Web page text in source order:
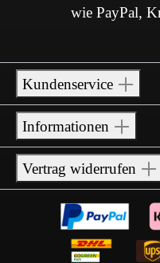
wie PayPal,
Kundenservice
Informationen
Vertrag widerrufen